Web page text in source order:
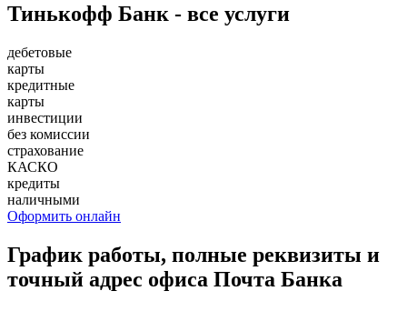
Тинькофф Банк - все услуги
дебетовые
карты
кредитные
карты
инвестиции
без комиссии
страхование
КАСКО
кредиты
наличными
Оформить онлайн
График работы, полные реквизиты и
точный адрес офиса Почта Банка